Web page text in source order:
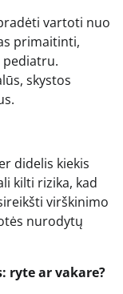
vartoti nuo
primaitinti,
pediatru.
skystos
didelis kiekis
kilti rizika, kad
virškinimo
nurodytų
ryte ar vakare?